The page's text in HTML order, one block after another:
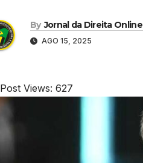
By Jornal da Direita Online
AGO 15, 2025
Post Views: 627